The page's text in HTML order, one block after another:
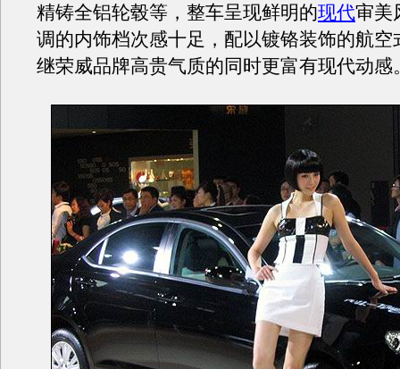
精铸全铝轮毂等，整车呈现鲜明的现代审美
调的内饰档次感十足，配以镀铬装饰的航空
继荣威品牌高贵气质的同时更富有现代动感